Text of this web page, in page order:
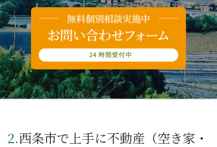
2.西条市で上手に不動産（空き家・